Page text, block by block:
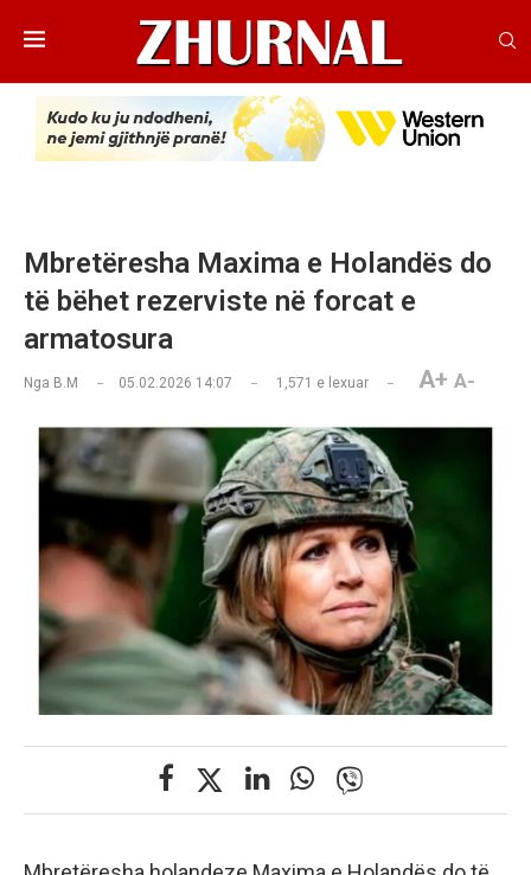
Mbretëresha Maxima e Holandës do
të bëhet rezerviste në forcat e
armatosura
Nga B.M 05.02.2026 14:07 1,571 e lexuar A+ A-